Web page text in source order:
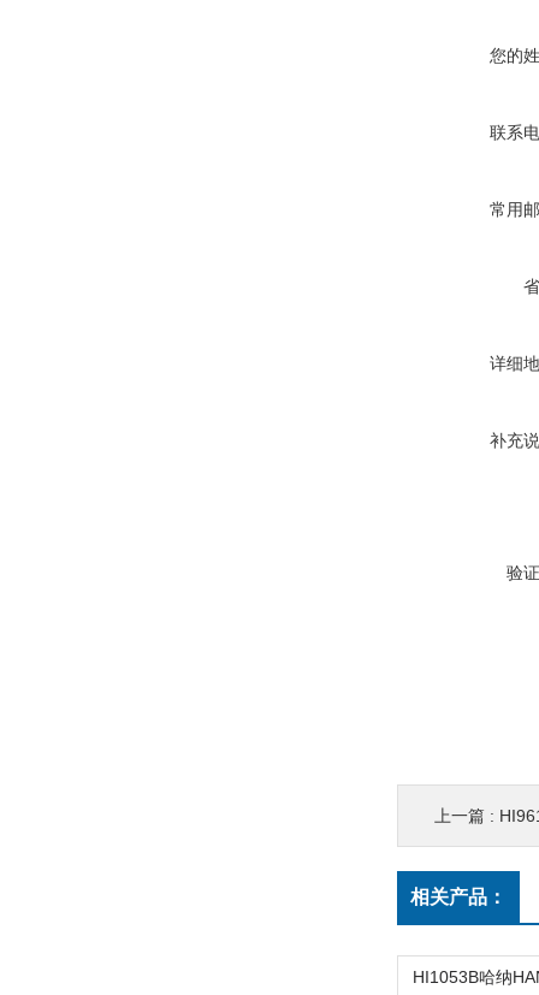
您的
联系
常用
详细
补充
验
上一篇 :
相关产品：